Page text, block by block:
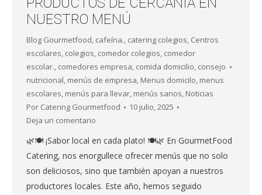
NUESTRO MENÚ
Blog Gourmetfood, cafeína., catering colegios, Centros
escolares, colegios, comedor colegios, comedor
escolar., comedores empresa, comida domicilio, consejo
nutricional, menús de empresa, Menus domicilo, menus
escolares, menús para llevar, menús sanos, Noticias
Por Catering Gourmetfood
10 julio, 2025
Deja un comentario
🌿🍽️ ¡Sabor local en cada plato! 🍽️🌿 En GourmetFood
Catering, nos enorgullece ofrecer menús que no solo
son deliciosos, sino que también apoyan a nuestros
productores locales. Este año, hemos seguido